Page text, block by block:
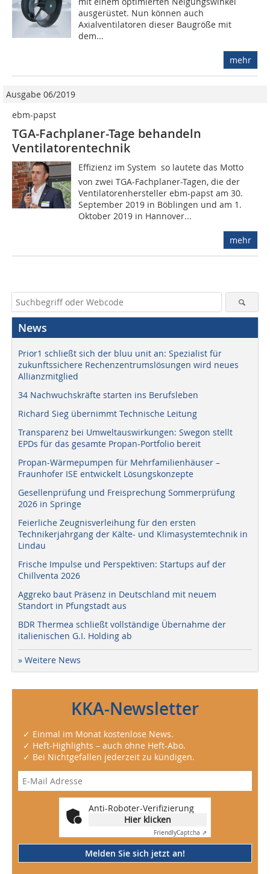
ausgerüstet. Nun können auch
Axialventilatoren dieser Baugröße mit
dem...
mehr
Ausgabe 06/2019
ebm-papst
TGA-Fachplaner-Tage behandeln
Ventilatorentechnik
Effizienz im System  so lautete das Motto
von zwei TGA-Fachplaner-Tagen, die der
Ventilatorenhersteller ebm-papst am 30.
September 2019 in Böblingen und am 1.
Oktober 2019 in Hannover...
mehr
News
Prior1 schließt sich der bluu unit an: Spezialist für
zukunftssichere Rechenzentrumslösungen wird neues
Allianzmitglied
34 Nachwuchskräfte starten ins Berufsleben
Richard Sieg übernimmt Technische Leitung
Transparenz bei Umweltauswirkungen: Swegon stellt
EPDs für das gesamte Propan-Portfolio bereit
Propan-Wärmepumpen für Mehrfamilienhäuser –
Fraunhofer ISE entwickelt Lösungskonzepte
Gesellenprüfung und Freisprechung Sommerprüfung
2026 in Springe
Feierliche Zeugnisverleihung für den ersten
Technikerjahrgang der Kälte- und Klimasystemtechnik in
Lindau
Frische Impulse und Perspektiven: Startups auf der
Chillventa 2026
Aggreko baut Präsenz in Deutschland mit neuem
Standort in Pfungstadt aus
BDR Thermea schließt vollständige Übernahme der
italienischen G.I. Holding ab
» Weitere News
KKA-Newsletter
✓ Einmal im Monat kostenlose News.
✓ Heft-Highlights – auch ohne Heft-Abo.
✓ Bei Nichtgefallen jederzeit zu kündigen.
Anti-Roboter-Verifizierung
Hier klicken
FriendlyCaptcha ⇗
Melden Sie sich jetzt an!